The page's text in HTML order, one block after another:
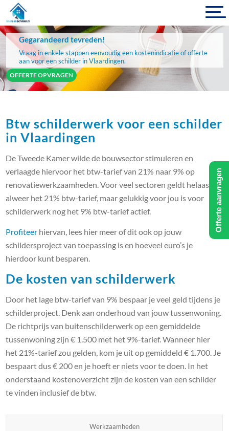
Gegarandeerd tevreden!
Vraag in enkele stappen eenvoudig een kostenindicatie of offerte
aan voor een schilder in Vlaardingen.
OFFERTE OPVRAGEN
Btw schilderwerk voor een schilder
in Vlaardingen
De Tweede Kamer wilde de bouwsector stimuleren en
verlaagde hiervoor het btw-tarief van 21% naar 9% op
renovatiewerkzaamheden. Voor veel sectoren geldt helaas
alweer het 21% btw-tarief, maar gelukkig voor jou is voor
schilderwerk nog het 9% btw-tarief actief.
Profiteer hiervan, lees hier meer of dit ook op jouw
schildersproject van toepassing is en hoeveel euro’s je
hierdoor kunt besparen.
De kosten van schilderwerk
Door het lage btw-tarief van 9% bespaar je veel geld tijdens je
schilderproject. Denk aan onderhoud van jouw tussenwoning.
De richtprijs van buitenschilderwerk op een gemiddelde
tussenwoning zijn € 1.500 met het 9%-tarief. Wanneer hier
het 21%-tarief zou gelden, kom je uit op gemiddeld € 1.700. Je
bespaart dus € 200 en je hoeft er niets voor te doen. In het
onderstaand kostenoverzicht zijn de kosten van een schilder
te vinden inclusief de btw.
Werkzaamheden
Offerte aanvragen